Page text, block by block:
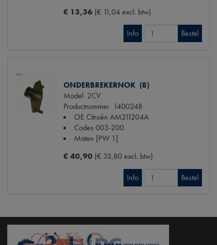
€ 13,36 (€ 11,04 excl. btw)
Info Bestel
ONDERBREKERNOK (8)
Model 2CV
Productnummer 1400248
OE Citroën AM211204A
Codes 003-200
Maten [PW 1]
€ 40,90 (€ 33,80 excl. btw)
Info Bestel